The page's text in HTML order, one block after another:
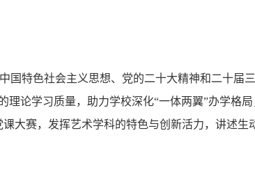
国特色社会主义思想、党的二十大精神和二十届
理论学习质量，助力学校深化“一体两翼”办学格
课大赛，发挥艺术学科的特色与创新活力，讲述生